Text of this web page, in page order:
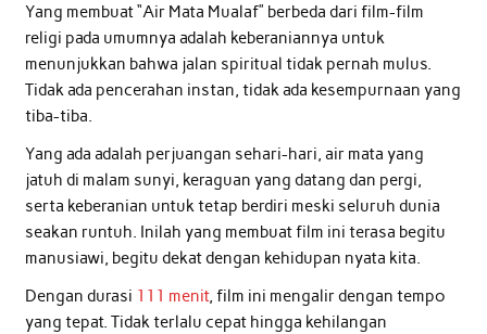
Yang membuat “Air Mata Mualaf” berbeda dari film-film
religi pada umumnya adalah keberaniannya untuk
menunjukkan bahwa jalan spiritual tidak pernah mulus.
Tidak ada pencerahan instan, tidak ada kesempurnaan yang
tiba-tiba.
Yang ada adalah perjuangan sehari-hari, air mata yang
jatuh di malam sunyi, keraguan yang datang dan pergi,
serta keberanian untuk tetap berdiri meski seluruh dunia
seakan runtuh. Inilah yang membuat film ini terasa begitu
manusiawi, begitu dekat dengan kehidupan nyata kita.
Dengan durasi 111 menit, film ini mengalir dengan tempo
yang tepat. Tidak terlalu cepat hingga kehilangan